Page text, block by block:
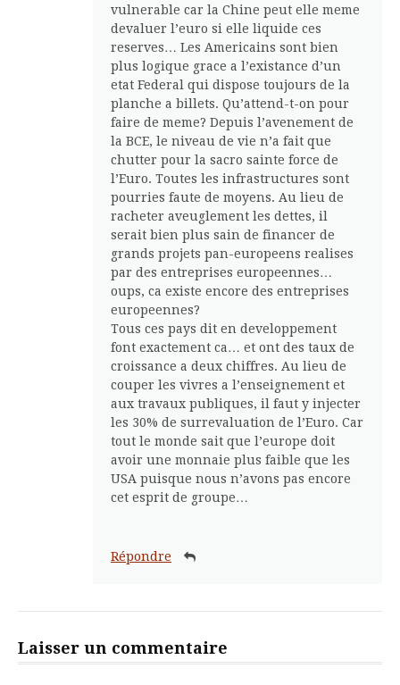
vulnerable car la Chine peut elle meme
devaluer l’euro si elle liquide ces
reserves… Les Americains sont bien
plus logique grace a l’existance d’un
etat Federal qui dispose toujours de la
planche a billets. Qu’attend-t-on pour
faire de meme? Depuis l’avenement de
la BCE, le niveau de vie n’a fait que
chutter pour la sacro sainte force de
l’Euro. Toutes les infrastructures sont
pourries faute de moyens. Au lieu de
racheter aveuglement les dettes, il
serait bien plus sain de financer de
grands projets pan-europeens realises
par des entreprises europeennes…
oups, ca existe encore des entreprises
europeennes?
Tous ces pays dit en developpement
font exactement ca… et ont des taux de
croissance a deux chiffres. Au lieu de
couper les vivres a l’enseignement et
aux travaux publiques, il faut y injecter
les 30% de surrevaluation de l’Euro. Car
tout le monde sait que l’europe doit
avoir une monnaie plus faible que les
USA puisque nous n’avons pas encore
cet esprit de groupe…
Répondre
Laisser un commentaire